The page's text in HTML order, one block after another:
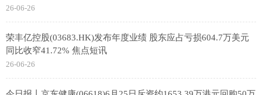
26-06-26
荣丰亿控股(03683.HK)发布年度业绩 股东应占亏损604.7万美元
同比收窄41.72% 焦点短讯
26-06-26